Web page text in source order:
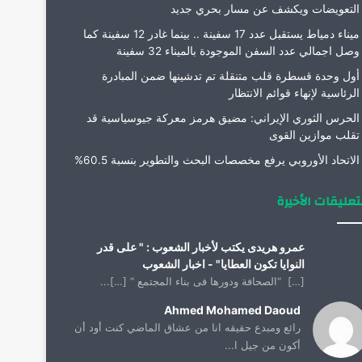
التعويضات ويكشف عن مسار بحري جديد
ميناء دمياط يستقبل عدد 17 سفينة .. بينما غادر 12 سفينة كما
وصل اجمالي عدد السفن الموجودة بالميناء 32 سفينة
أول وحدة قسطرة قلب متنقلة تم تدشينها ضمن المبادرة
الرئاسية لإنهاء قوائم الانتظار
الحرس الثوري الإيراني: مضيق هرمز معركة جيوسياسية قد
تقلب موازين القوى
الاتحاد الأوروبي يرفع مخصصات البحث والتطوير بنسبة 60.5%
الأخيرة
عمرو هريدى يكتب لأخبار الشعوب : " على قدر
النوايا تكون العطايا" - اخبار الشعوب
[…] “الصحافة ودورها فى بناء المجتمع “ […]...
Ahmed Mohamed Daoud
رائع ومبدع حقيقه انا من عشاق الماضي كنت أود أن
أكون من جيل ا...